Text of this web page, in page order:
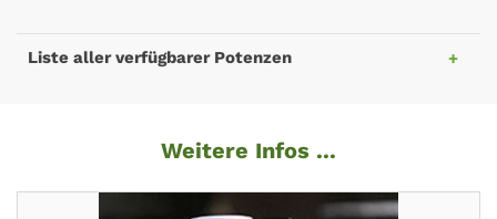
Liste aller verfügbarer Potenzen
Weitere Infos ...